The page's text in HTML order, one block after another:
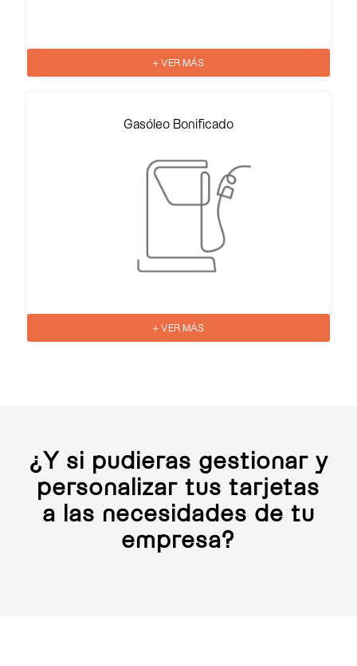
+ VER MÁS
Gasóleo Bonificado
+ VER MÁS
¿Y si pudieras gestionar y
personalizar tus tarjetas
a las necesidades de tu
empresa?